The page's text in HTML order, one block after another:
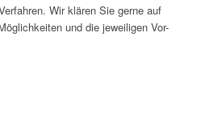
Wir klären Sie gerne auf
und die jeweiligen Vor-